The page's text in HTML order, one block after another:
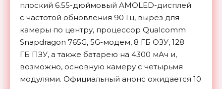
плоский 6.55-дюймовый AMOLED-дисплей
с частотой обновления 90 Гц, вырез для
камеры по центру, процессор Qualcomm
Snapdragon 765G, 5G-модем, 8 ГБ ОЗУ, 128
ГБ ПЗУ, а также батарею на 4300 мАч и,
возможно, основную камеру с четырьмя
модулями. Официальный анонс ожидается 10